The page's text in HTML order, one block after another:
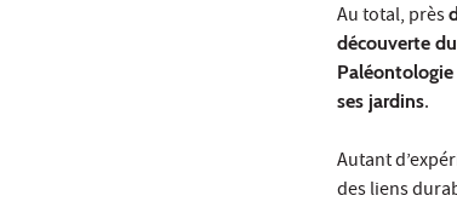
Au total, près
découverte
ses jardins.
Autant
des liens